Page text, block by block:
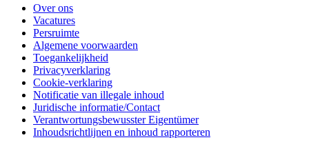
Over ons
Vacatures
Persruimte
Algemene voorwaarden
Toegankelijkheid
Privacyverklaring
Cookie-verklaring
Notificatie van illegale inhoud
Juridische informatie/Contact
Verantwortungsbewusster Eigentümer
Inhoudsrichtlijnen en inhoud rapporteren